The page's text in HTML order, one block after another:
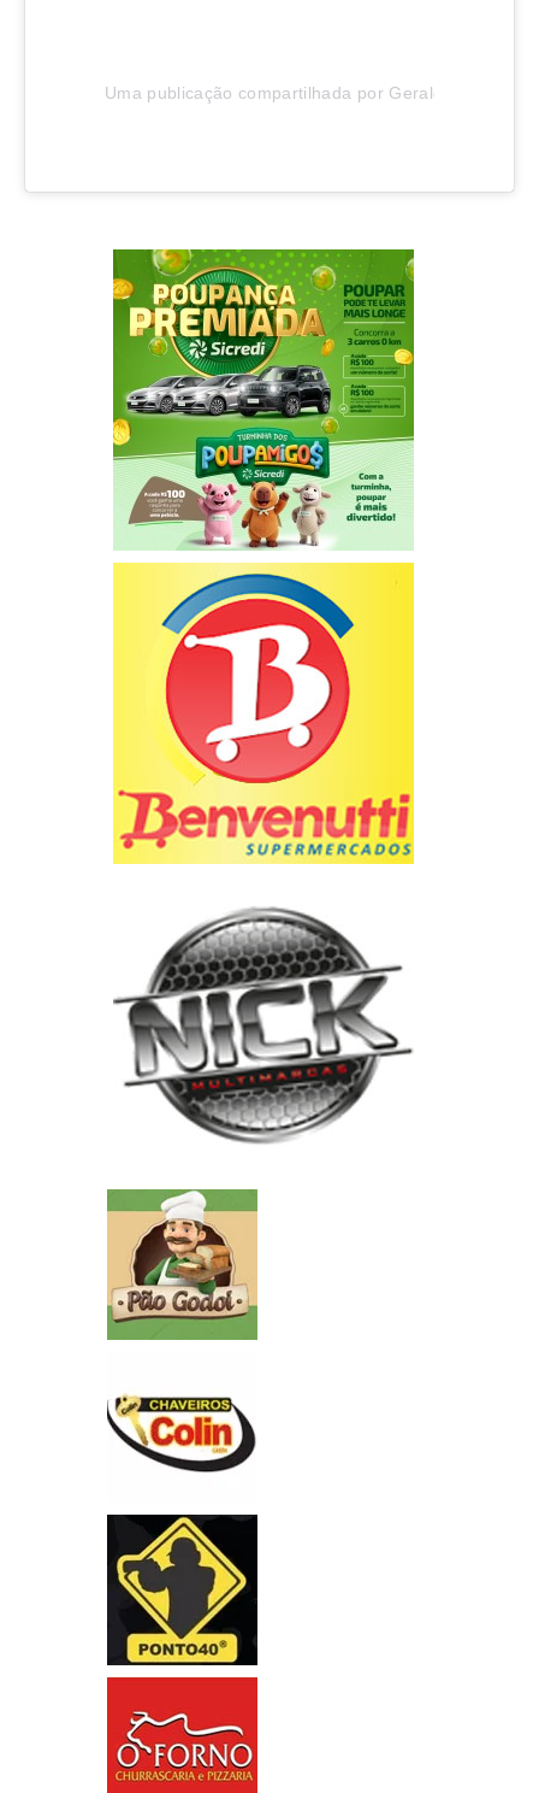
Uma publicação compartilhada por Geraldo Lion